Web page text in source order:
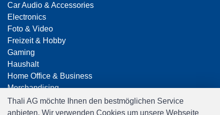
Car Audio & Accessories
Electronics
Foto & Video
Freizeit & Hobby
Gaming
Haushalt
Home Office & Business
Merchandising
Smart Home
Spielwaren
Thali AG möchte Ihnen den bestmöglichen Service
anbieten. Wir verwenden Cookies um unsere Webseite